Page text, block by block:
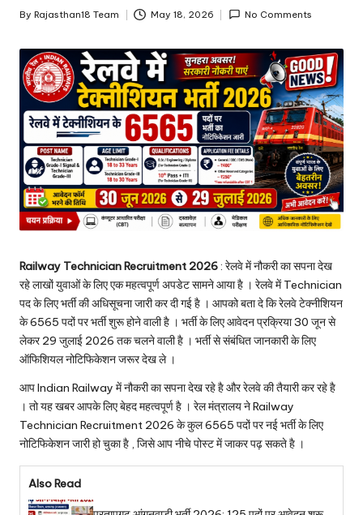
in
Posted
By Rajasthan18 Team May 18, 2026 No Comments
Railway Technician Recruitment 2026: रेलवे में नौकरी का सपना देख
रहे लाखों युवाओं के लिए एक महत्वपूर्ण अपडेट सामने आया है । रेलवे में Technician
पद के लिए भर्ती की अधिसूचना जारी कर दी गई है । आपको बता दे कि रेलवे टेक्नीशियन
के 6565 पदों पर भर्ती शुरू होने वाली है । भर्ती के लिए आवेदन प्रक्रिया 30 जून से
लेकर 29 जुलाई 2026 तक चलने वाली है । भर्ती से संबंधित जानकारी के लिए
ऑफिशियल नोटिफिकेशन जरूर देख ले ।
आप Indian Railway में नौकरी का सपना देख रहे है और रेलवे की तैयारी कर रहे है
। तो यह खबर आपके लिए बेहद महत्वपूर्ण है । रेल मंत्रालय ने Railway
Technician Recruitment 2026 के कुल 6565 पदों पर नई भर्ती के लिए
नोटिफिकेशन जारी हो चुका है , जिसे आप नीचे पोस्ट में जाकर पढ़ सकते है ।
Also Read